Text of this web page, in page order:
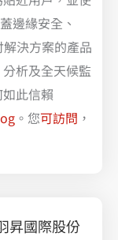
邊緣安全、
決方案的產品
析及全天候監
此信賴
。您可訪問 ，
昇國際股份